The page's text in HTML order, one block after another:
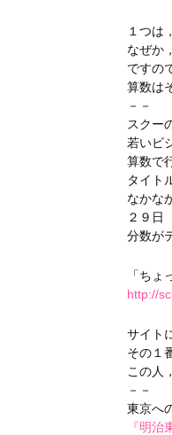
１つは
なぜか
ですの
算数は
－－
スクー
若いビ
算数で
タイト
なかな
２９日
分数が
「ち
http://
サイト
その１
この人
－－
東京へ
『明治